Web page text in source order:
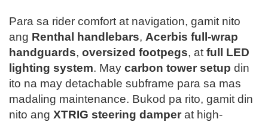
Para sa rider comfort at navigation, gamit nito
ang Renthal handlebars, Acerbis full-wrap
handguards, oversized footpegs, at full LED
lighting system. May carbon tower setup din
ito na may detachable subframe para sa mas
madaling maintenance. Bukod pa rito, gamit din
nito ang XTRIG steering damper at high-